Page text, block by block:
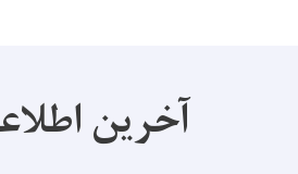
آخرین